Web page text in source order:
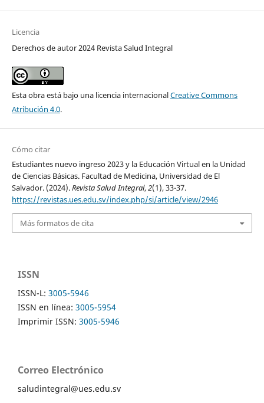
Licencia
Derechos de autor 2024 Revista Salud Integral
Esta obra está bajo una licencia internacionalCreative Commons
Atribución 4.0.
Cómo citar
Estudiantes nuevo ingreso 2023 y la Educación Virtual en la Unidad
de Ciencias Básicas. Facultad de Medicina, Universidad de El
Salvador. (2024).Revista Salud Integral,2(1), 33-37.
https://revistas.ues.edu.sv/index.php/si/article/view/2946
Más formatos de cita
ISSN
ISSN-L: 3005-5946
ISSN en línea: 3005-5954
Imprimir ISSN: 3005-5946
Correo Electrónico
saludintegral@ues.edu.sv